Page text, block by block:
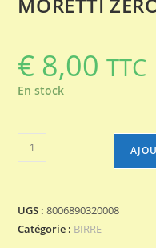
€ 8,00 TTC
En stock
quantité
de
4X0.33
UGS :8006890320008
Catégorie : BIRRE